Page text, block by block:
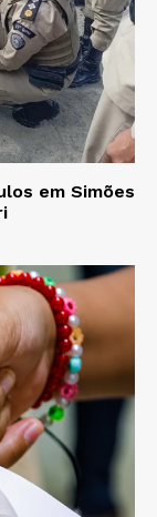
em Simões